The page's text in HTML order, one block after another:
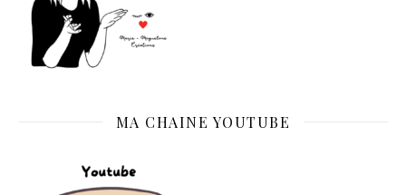
MA CHAINE YOUTUBE